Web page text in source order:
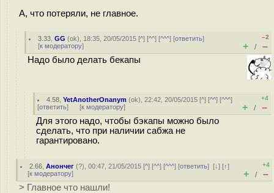
А, что потеряли, не главное.
3.33 ,GG (ok), 18:35, 20/05/2015 [^] [^^] [^^^] [ответить]
[к модератору]
–2
+ / –
Надо было делать бекапы
4.58 ,YetAnotherOnanym (ok), 22:42, 20/05/2015 [^] [^^] [^^^]
[ответить] [к модератору]
+4
+ / –
Для этого надо, чтобы бэкапы можно было
сделать, что при наличии сабжа не
гарантировано.
2.66 ,Анончег (?), 00:47, 21/05/2015 [^] [^^] [^^^] [ответить][↓] [↑]
[к модератору]
+4
+ / –
> Главное что нашли!